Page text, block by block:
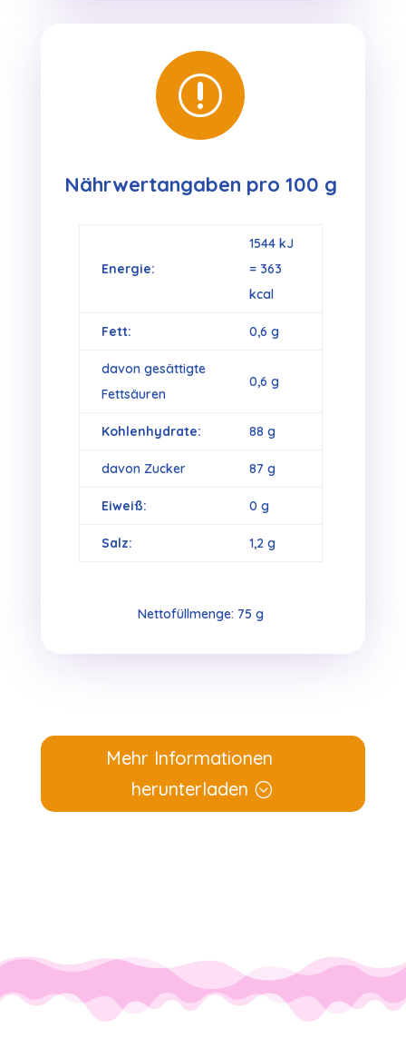
r
Nährwertangaben pro 100 g
Energie:
1544 kJ
= 363
kcal
Fett: 0,6 g
davon gesättigte
Fettsäuren
0,6 g
Kohlenhydrate: 88 g
davon Zucker 87 g
Eiweiß: 0 g
Salz: 1,2 g
Nettofüllmenge: 75 g
Mehr Informationen
herunterladen